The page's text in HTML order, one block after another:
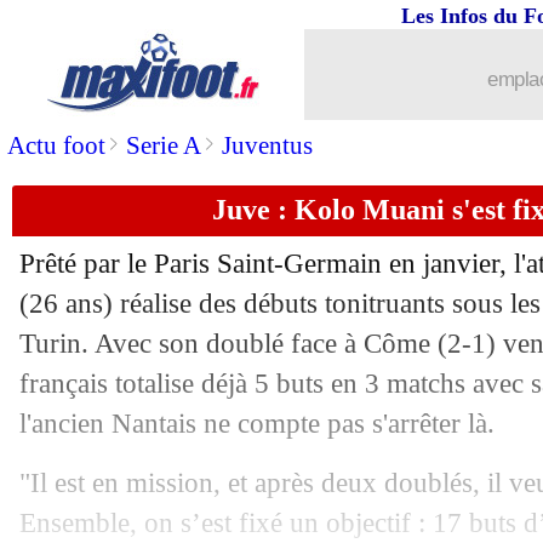
Actu foot> Serie A> Juventus
Les Infos du
Juve : Kolo Muani s'est
Prêté par le Paris Saint-Germain en janvier,
(26 ans) réalise des débuts tonitruants sous
Turin. Avec son doublé face à Côme (2-1)
français totalise déjà 5 buts en 3 matchs avec
l'ancien Nantais ne compte pas s'arrêter là.
"Il est en mission, et après deux doublés, il
Ensemble, on s’est fixé un objectif : 17 buts
Chelsea
10/02 Sondage MF
10/02 EdF: Fonseca milite pour un retour
10/02 Botafogo : Textor vise le coach de
10/02 Santos: la triste performance de
10/02 Man City: 200 M€ pour 2 joueurs de
10/02 Sondage MF: Kvara, la meilleure